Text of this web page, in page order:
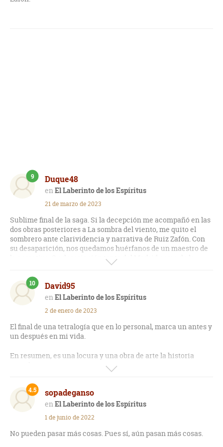
Duque48
El Laberinto de los Espíritus
9
21 de marzo de 2023
Sublime final de la saga. Si la decepción me acompañó en las
dos obras posteriores a La sombra del viento, me quito el
sombrero ante clarividencia y narrativa de Ruiz Zafón. Con
su desaparición, nos quedamos huérfanos de un maestro de
la narrativa. Su descripción tanto del Madrid como de la
Barcelona franquistas y su cementerio de los libros olvidados
es simplemente maravillosa. Nos quedamos sin Carlos, pero
sus libros y personajes como Alicia, Vargas, Daniel, Bea y,
sobre todo, Fermín, siempre serán nuestros. Chapeau,
maestro.
David95
El Laberinto de los Espíritus
10
2 de enero de 2023
El final de una tetralogía que en lo personal, marca un antes y
un después en mi vida.
En resumen, es una locura y una obra de arte la historia
Increíble cómo se hilvana cada detalle y cómo cierra de
manera como merecía terminar la historia.
Mi personaje favorito: David Martín.
Gracias Carlos, hasta donde quiera que estés.
sopadeganso
El Laberinto de los Espíritus
4.5
1 de junio de 2022
No pueden pasar más cosas. Pues sí, aún pasan más cosas.